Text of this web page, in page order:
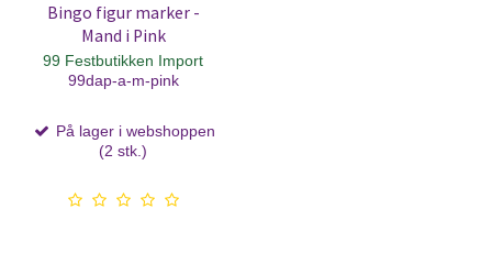
Bingo figur marker -
Mand i Pink
99 Festbutikken Import
99dap-a-m-pink
På lager i webshoppen
(2 stk.)